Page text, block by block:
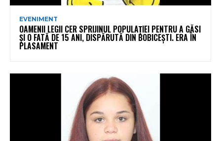
EVENIMENT
OAMENII LEGII CER SPRIJINUL POPULAȚIEI PENTRU A GĂSI
ȘI O FATĂ DE 15 ANI, DISPĂRUTĂ DIN BOBICEȘTI. ERA ÎN
PLASAMENT